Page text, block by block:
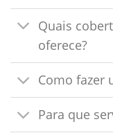
Quais
oferece?
Como fazer
Para que